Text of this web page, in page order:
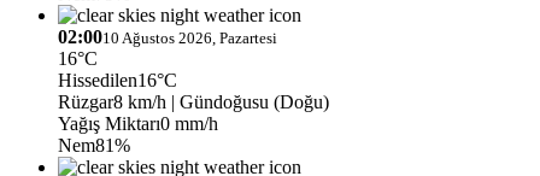
02:0010 Ağustos 2026, Pazartesi
16°C
Hissedilen16°C
Rüzgar8 km/h | Gündoğusu (Doğu)
Yağış Miktarı0 mm/h
Nem81%